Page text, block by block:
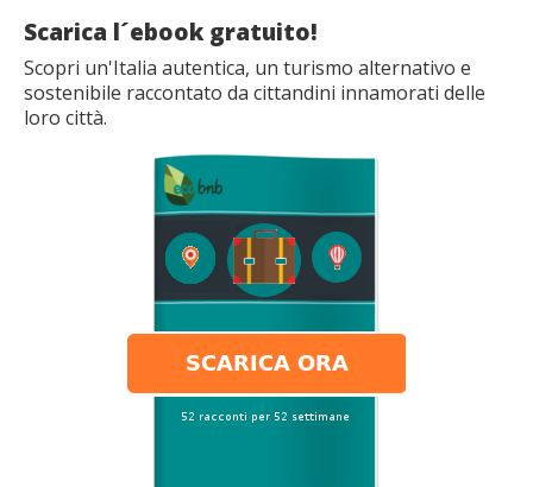
Scarica l´ebook gratuito!
Scopri un'Italia autentica, un turismo alternativo e
sostenibile raccontato da cittandini innamorati delle
loro città.